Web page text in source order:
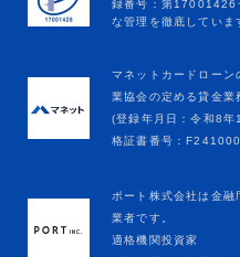
マネットカードローン
業協会の定める貸金業
(登録年月日：令和8
格証書番号：
ポート株式会社は金融
業者です。
適格機関投資家